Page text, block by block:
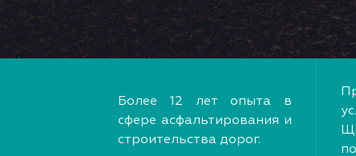
Более 12 лет опыта в
сфере асфальтирования и
строительства дорог.